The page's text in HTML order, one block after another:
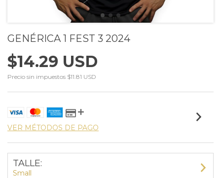
GENÉRICA 1 FEST 3 2024
$14.29 USD
Precio sin impuestos $11.81 USD
VER MÉTODOS DE PAGO
TALLE:
Small